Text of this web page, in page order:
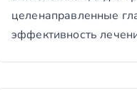
целенаправленные
эффективность